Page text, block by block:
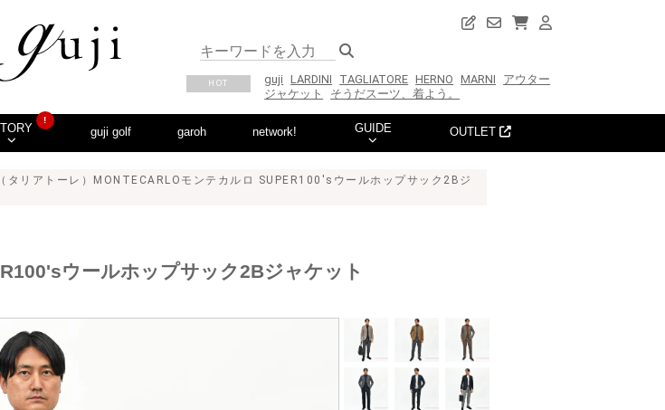
HOT guji LARDINI TAGLIATORE HERNO MARNI
アウター
ジャケット
そうだスーツ、着よう。
!
guji golf garoh network! GUIDE OUTLET
タリアトーレ）MONTECARLOモンテカルロ SUPER100'sウールホップサック2Bジ